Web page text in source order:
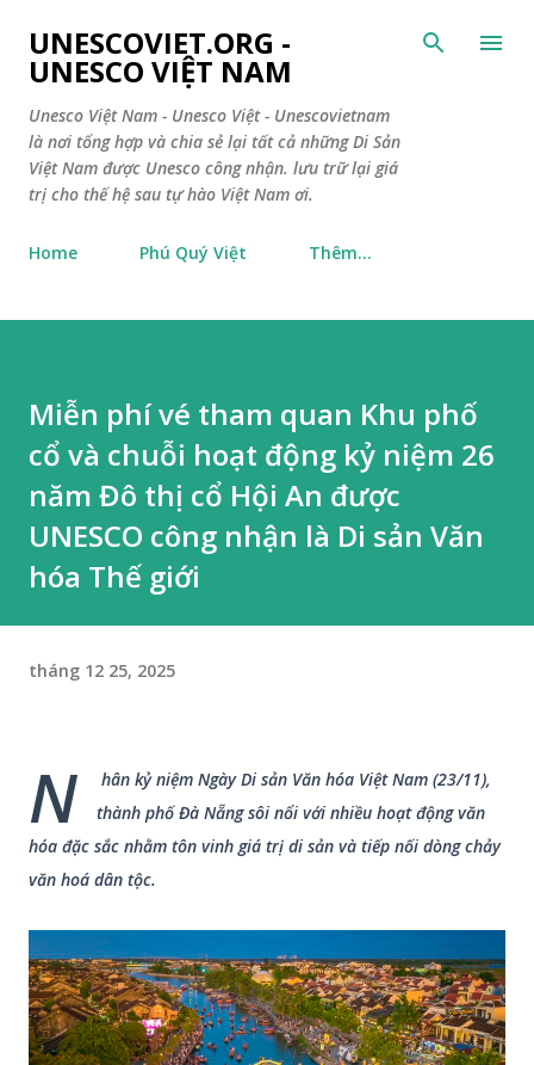
Chuyển đến nội dung chính
UNESCOVIET.ORG -
UNESCO VIỆT NAM
Unesco Việt Nam - Unesco Việt - Unescovietnam
là nơi tổng hợp và chia sẻ lại tất cả những Di Sản
Việt Nam được Unesco công nhận. lưu trữ lại giá
trị cho thế hệ sau tự hào Việt Nam ơi.
Home Phú Quý Việt Thêm…
Miễn phí vé tham quan Khu phố
cổ và chuỗi hoạt động kỷ niệm 26
năm Đô thị cổ Hội An được
UNESCO công nhận là Di sản Văn
hóa Thế giới
tháng 12 25, 2025
N
hân kỷ niệm Ngày Di sản Văn hóa Việt Nam (23/11),
thành phố Đà Nẵng sôi nổi với nhiều hoạt động văn
hóa đặc sắc nhằm tôn vinh giá trị di sản và tiếp nối dòng chảy
văn hoá dân tộc.